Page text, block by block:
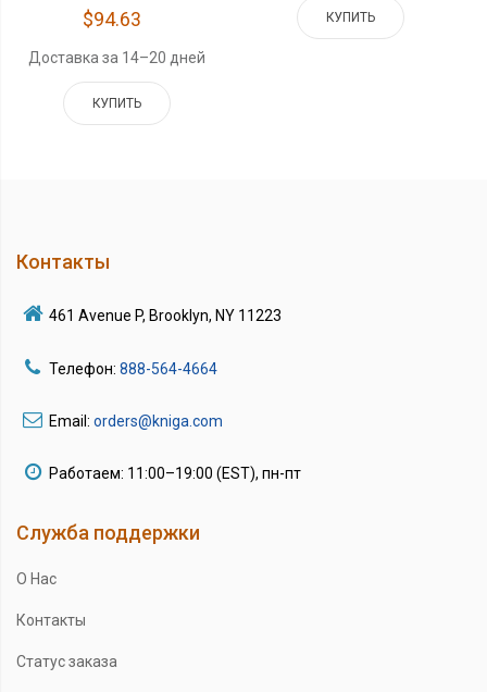
$94.63
Доставка за 14–20 дней
КУПИТЬ
КУПИТЬ
Контакты
461 Avenue P, Brooklyn, NY 11223
Телефон: 888-564-4664
Email: orders@kniga.com
Работаем: 11:00–19:00 (EST), пн-пт
Служба поддержки
О Нас
Контакты
Статус заказа